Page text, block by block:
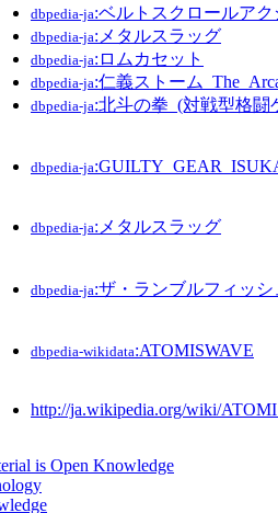
dbpedia-ja:ベルトスクロールア
dbpedia-ja:メタルスラッグ
dbpedia-ja:ロムカセット
dbpedia-ja:仁義ストーム
dbpedia-ja:北斗の拳_(対戦型格闘
dbpedia-ja
dbpedia-ja:メタルスラッグ
dbpedia-ja:ザ・ランブルフィッシ
dbpedia-wikidata:ATOMISWAVE
http://ja.wikipedia.org/wiki/